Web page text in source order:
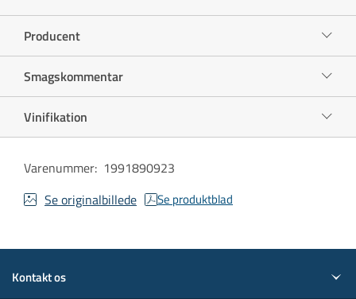
Producent
Smagskommentar
Vinifikation
Varenummer: 1991890923
Se originalbillede
Se produktblad
Kontakt os